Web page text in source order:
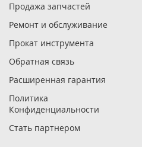
Продажа запчастей
Ремонт и обслуживание
Прокат инструмента
Обратная связь
Расширенная гарантия
Политика
Конфиденциальности
Стать партнером